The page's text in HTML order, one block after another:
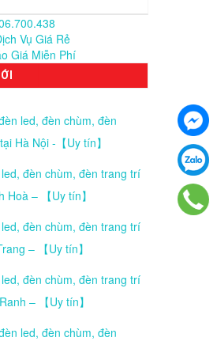
Vụ Giá Rẻ
Giá Miễn Phí
led, đèn chùm, đèn
Hà Nội -【Uy tín】
đèn chùm, đèn trang trí
Hoà – 【Uy tín】
đèn chùm, đèn trang trí
– 【Uy tín】
đèn chùm, đèn trang trí
– 【Uy tín】
led, đèn chùm, đèn